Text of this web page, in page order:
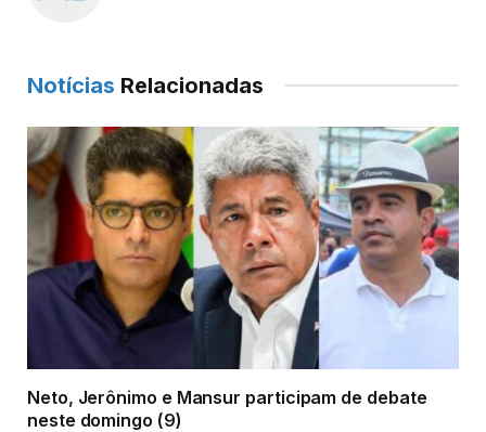
Notícias Relacionadas
Neto, Jerônimo e Mansur participam de debate
neste domingo (9)